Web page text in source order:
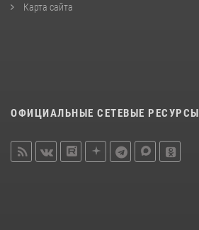
Карта сайта
ОФИЦИАЛЬНЫЕ СЕТЕВЫЕ РЕСУРСЫ